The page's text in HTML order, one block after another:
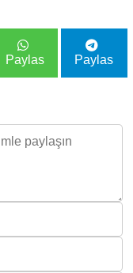
Paylas Paylas